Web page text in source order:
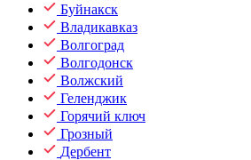
Буйнакск
Владикавказ
Волгоград
Волгодонск
Волжский
Геленджик
Горячий ключ
Грозный
Дербент